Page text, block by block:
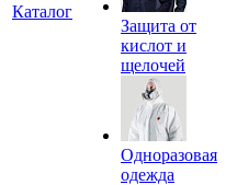
Каталог
Защита от
кислот и
щелочей
Одноразовая
одежда